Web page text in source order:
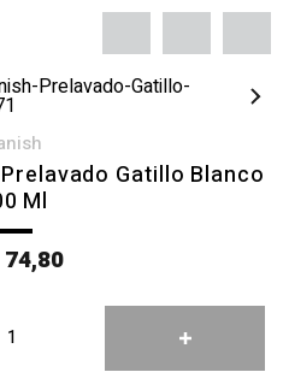
Gatillo Blanco
Ml